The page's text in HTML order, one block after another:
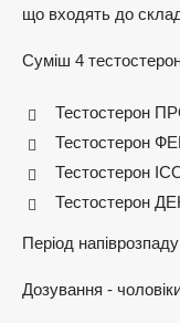
що входять до
Суміш 4
Тестостерон
Тестостерон
Тестостерон
Тестостерон
Період
Дозування -